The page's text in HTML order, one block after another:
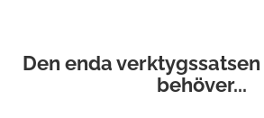
Den enda
behöver...